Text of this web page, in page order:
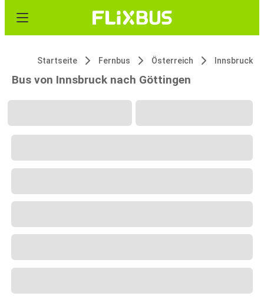
Startseite Fernbus Österreich Innsbruck
Bus von Innsbruck nach Göttingen